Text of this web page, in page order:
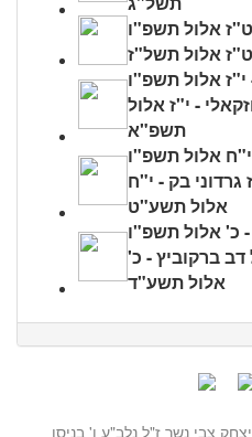
אלול תשפ"ו
אלול תשל"ז
י"ז אלול תשפ"ו
- י"ז אלול
תשפ"א
י"ח אלול תשפ"ו
גרדוני בק - י"ח
אלול תשע"ט
- כ' אלול תשפ"ו
ברקוביץ - כ'
אלול תשע"ד
צבי נשר ז"ל נלב"ע ו' בניסן